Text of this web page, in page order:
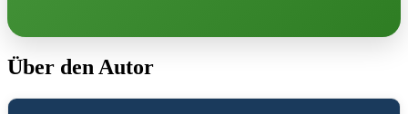
Über den Autor